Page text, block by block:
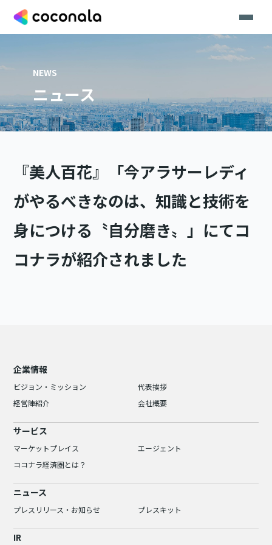
NEWS
ニュース
『美人百花』「今アラサーレディ
がやるべきなのは、知識と技術を
身につける〝自分磨き〟」にてコ
コナラが紹介されました
企業情報
ビジョン・ミッション
代表挨拶
経営陣紹介
会社概要
サービス
マーケットプレイス
エージェント
ココナラ経済圏とは？
ニュース
プレスリリース・お知らせ プレスキット
IR